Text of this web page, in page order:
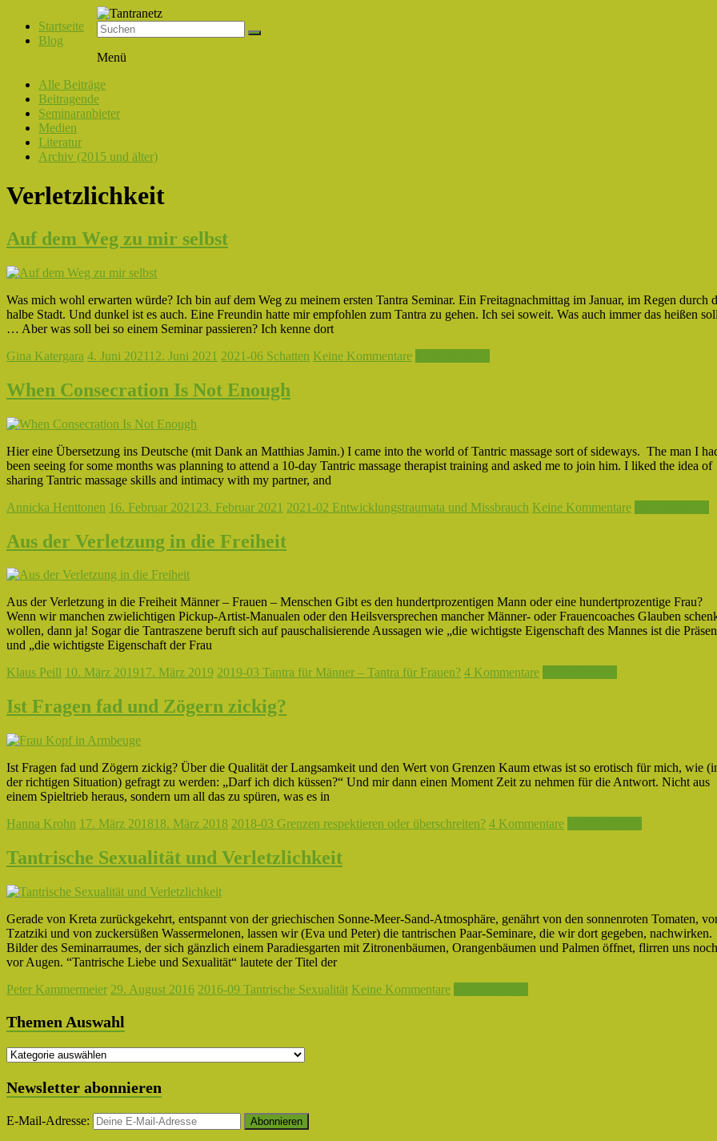
Startseite
Blog
Tantranetz
Liebe,
Eros
Tantra
Menü
Alle Beiträge
Beitragende
Seminaranbieter
Medien
Literatur
Archiv (2015 und älter)
Verletzlichkeit
Auf dem Weg zu mir selbst
Was mich wohl erwarten würde? Ich bin auf dem Weg zu meinem ersten Tantra Seminar. Ein Freitagnachmittag im Januar, im Regen durch
halbe Stadt. Und dunkel ist es auch. Eine Freundin hatte mir empfohlen zum Tantra zu gehen. Ich sei soweit. Was auch immer das heißen
… Aber was soll bei so einem Seminar passieren? Ich kenne dort
Gina Katergara 4. Juni 2021 12. Juni 2021 2021-06 Schatten Keine Kommentare
When Consecration Is Not Enough
Hier eine Übersetzung ins Deutsche (mit Dank an Matthias Jamin.) I came into the world of Tantric massage sort of sideways. The man I
been seeing for some months was planning to attend a 10-day Tantric massage therapist training and asked me to join him. I liked the idea of
sharing Tantric massage skills and intimacy with my partner, and
Annicka Henttonen 16. Februar 2021 23. Februar 2021 2021-02 Entwicklungstraumata und Missbrauch Keine Kommentare
Aus der Verletzung in die Freiheit
Aus der Verletzung in die Freiheit Männer – Frauen – Menschen Gibt es den hundertprozentigen Mann oder eine hundertprozentige Frau?
Wenn wir manchen zwielichtigen Pickup-Artist-Manualen oder den Heilsversprechen mancher Männer- oder Frauencoaches Glauben
wollen, dann ja! Sogar die Tantraszene beruft sich auf pauschalisierende Aussagen wie „die wichtigste Eigenschaft des Mannes ist die
und „die wichtigste Eigenschaft der Frau
Klaus Peill 10. März 201917. März 2019 2019-03 Tantra für Männer – Tantra für Frauen? 4 Kommentare
Ist Fragen fad und Zögern zickig?
Ist Fragen fad und Zögern zickig? Über die Qualität der Langsamkeit und den Wert von Grenzen Kaum etwas ist so erotisch für mich, wie
der richtigen Situation) gefragt zu werden: „Darf ich dich küssen?“ Und mir dann einen Moment Zeit zu nehmen für die Antwort. Nicht aus
einem Spieltrieb heraus, sondern um all das zu spüren, was es in
Hanna Krohn 17. März 201818. März 2018 2018-03 Grenzen respektieren oder überschreiten? 4 Kommentare
Tantrische Sexualität und Verletzlichkeit
Gerade von Kreta zurückgekehrt, entspannt von der griechischen Sonne-Meer-Sand-Atmosphäre, genährt von den sonnenroten Tomaten,
Tzatziki und von zuckersüßen Wassermelonen, lassen wir (Eva und Peter) die tantrischen Paar-Seminare, die wir dort gegeben, nachwirken.
Bilder des Seminarraumes, der sich gänzlich einem Paradiesgarten mit Zitronenbäumen, Orangenbäumen und Palmen öffnet, flirren uns noch
vor Augen. “Tantrische Liebe und Sexualität“ lautete der Titel der
Peter Kammermeier 29. August 2016 2016-09 Tantrische Sexualität Keine Kommentare
Themen Auswahl
Themen
Newsletter abonnieren
E-Mail-Adresse: